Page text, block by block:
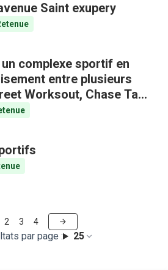
Saint exupery
complexe sportif en
entre plusieurs
Worksout, Chase Tag,
par page : 25
2 3 4